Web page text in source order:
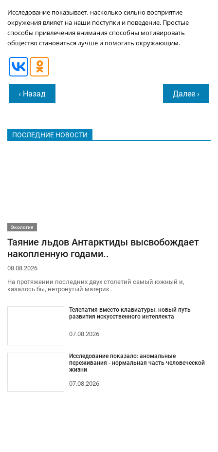
Исследование показывает, насколько сильно восприятие
окружения влияет на наши поступки и поведение. Простые
способы привлечения внимания способны мотивировать
общество становиться лучше и помогать окружающим.
‹ Назад Далее ›
ПОСЛЕДНИЕ НОВОСТИ
Экология
Таяние льдов Антарктиды высвобождает
накопленную годами..
08.08.2026
На протяжении последних двух столетий самый южный и,
казалось бы, нетронутый материк..
Телепатия вместо клавиатуры: новый путь
развития искусственного интеллекта
07.08.2026
Исследование показало: аномальные
переживания - нормальная часть человеческой
жизни
07.08.2026